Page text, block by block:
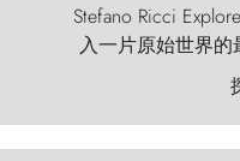
Stefano Ricci
入一片原始世界
以远古的怒号雕
del Paine）则宛